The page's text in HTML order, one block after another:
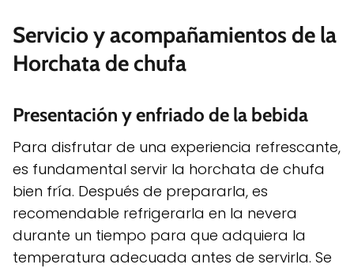
Servicio y acompañamientos de la
Horchata de chufa
Presentación y enfriado de la bebida
Para disfrutar de una experiencia refrescante,
es fundamental servir la horchata de chufa
bien fría. Después de prepararla, es
recomendable refrigerarla en la nevera
durante un tiempo para que adquiera la
temperatura adecuada antes de servirla. Se